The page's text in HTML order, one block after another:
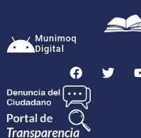
Munimoq
Digital